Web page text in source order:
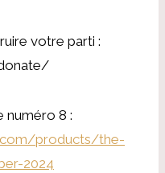
votre parti :
numéro 8 :
products/the-
2024